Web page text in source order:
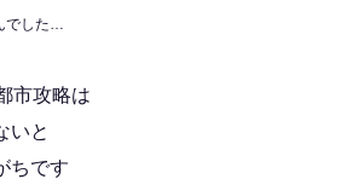
でした…
市攻略は
いと
ちです